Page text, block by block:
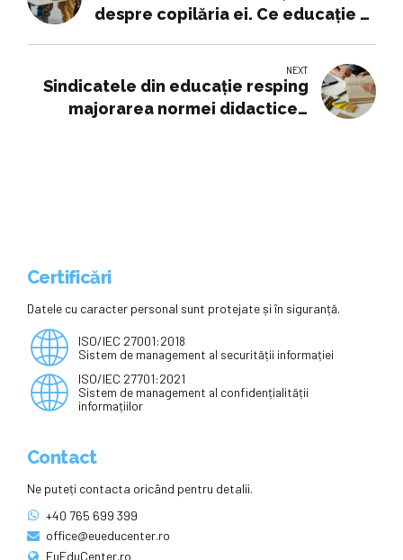
despre copilăria ei. Ce educație a
NEXT
Sindicatele din educaţie resping
majorarea normei didactice -
Certificări
Datele cu caracter personal sunt protejate și în siguranță.
ISO/IEC 27001:2018
Sistem de management al securității informației
ISO/IEC 27701:2021
Sistem de management al confidențialității
informațiilor
Contact
Ne puteți contacta oricând pentru detalii.
+40 765 699 399
office@eueducenter.ro
EuEduCenter.ro